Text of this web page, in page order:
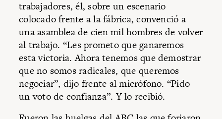
trabajadores, él, sobre un escenario
colocado frente a la fábrica, convenció a
una asamblea de cien mil hombres de volver
al trabajo. “Les prometo que ganaremos
esta victoria. Ahora tenemos que demostrar
que no somos radicales, que queremos
negociar”, dijo frente al micrófono. “Pido
un voto de confianza”. Y lo recibió.